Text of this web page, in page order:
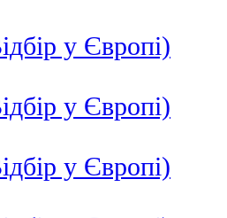
у Європі)
у Європі)
у Європі)